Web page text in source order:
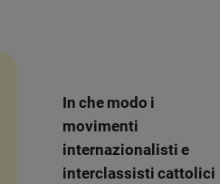
In che modo i
movimenti
internazionalisti e
interclassisti cattolici